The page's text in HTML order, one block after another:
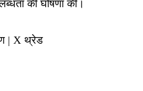
की घोषणा की।
| X थ्रेड